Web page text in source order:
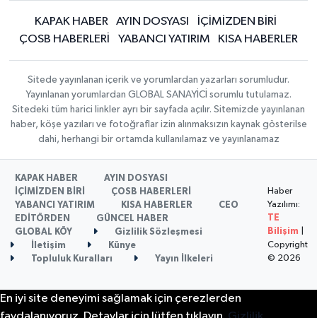
KAPAK HABER AYIN DOSYASI
İÇİMİZDEN BİRİ
ÇOSB HABERLERİ
YABANCI YATIRIM KISA HABERLER
Sitede yayınlanan içerik ve yorumlardan yazarları sorumludur.
Yayınlanan yorumlardan GLOBAL SANAYİCİ sorumlu tutulamaz.
Sitedeki tüm harici linkler ayrı bir sayfada açılır. Sitemizde yayınlanan
haber, köşe yazıları ve fotoğraflar izin alınmaksızın kaynak gösterilse
dahi, herhangi bir ortamda kullanılamaz ve yayınlanamaz
KAPAK HABER
AYIN DOSYASI
İÇİMİZDEN BİRİ
ÇOSB HABERLERİ
YABANCI YATIRIM
KISA HABERLER
CEO
EDİTÖRDEN
GÜNCEL HABER
GLOBAL KÖY
Gizlilik Sözleşmesi
İletişim
Künye
Topluluk Kuralları
Yayın İlkeleri
Haber
Yazılımı:
TE
Bilişim
Copyright
© 2026
En iyi site deneyimi sağlamak için çerezlerden